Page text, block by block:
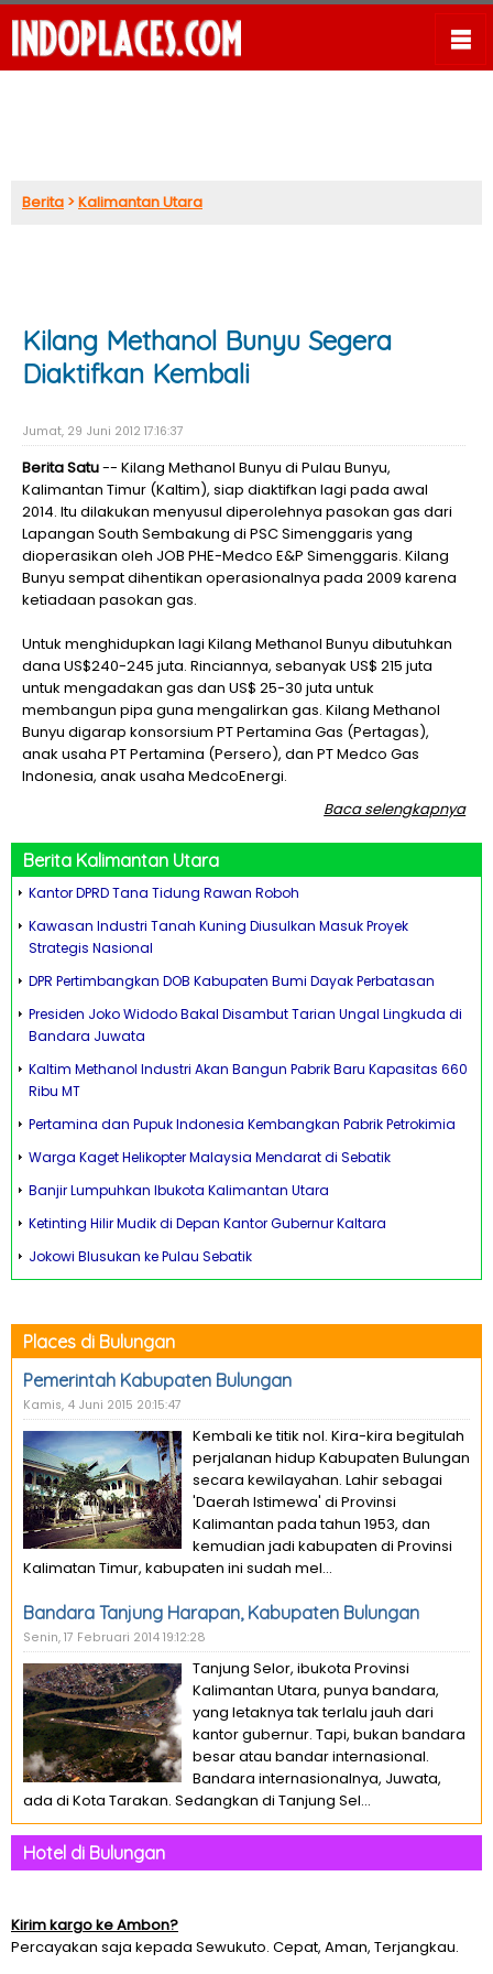
Berita >Kalimantan Utara
Kilang Methanol Bunyu Segera
Diaktifkan Kembali
Jumat, 29 Juni 2012 17:16:37
Berita Satu-- Kilang Methanol Bunyu di Pulau Bunyu,
Kalimantan Timur (Kaltim), siap diaktifkan lagi pada awal
2014. Itu dilakukan menyusul diperolehnya pasokan gas dari
Lapangan South Sembakung di PSC Simenggaris yang
dioperasikan oleh JOB PHE-Medco E&P Simenggaris. Kilang
Bunyu sempat dihentikan operasionalnya pada 2009 karena
ketiadaan pasokan gas.
Untuk menghidupkan lagi Kilang Methanol Bunyu dibutuhkan
dana US$240-245 juta. Rinciannya, sebanyak US$ 215 juta
untuk mengadakan gas dan US$ 25-30 juta untuk
membangun pipa guna mengalirkan gas. Kilang Methanol
Bunyu digarap konsorsium PT Pertamina Gas (Pertagas),
anak usaha PT Pertamina (Persero), dan PT Medco Gas
Indonesia, anak usaha MedcoEnergi.
Baca selengkapnya
Berita Kalimantan Utara
Kantor DPRD Tana Tidung Rawan Roboh
Kawasan Industri Tanah Kuning Diusulkan Masuk Proyek
Strategis Nasional
DPR Pertimbangkan DOB Kabupaten Bumi Dayak Perbatasan
Presiden Joko Widodo Bakal Disambut Tarian Ungal Lingkuda di
Bandara Juwata
Kaltim Methanol Industri Akan Bangun Pabrik Baru Kapasitas 660
Ribu MT
Pertamina dan Pupuk Indonesia Kembangkan Pabrik Petrokimia
Warga Kaget Helikopter Malaysia Mendarat di Sebatik
Banjir Lumpuhkan Ibukota Kalimantan Utara
Ketinting Hilir Mudik di Depan Kantor Gubernur Kaltara
Jokowi Blusukan ke Pulau Sebatik
Places di Bulungan
Pemerintah Kabupaten Bulungan
Kamis, 4 Juni 2015 20:15:47
Kembali ke titik nol. Kira-kira begitulah
perjalanan hidup Kabupaten Bulungan
secara kewilayahan. Lahir sebagai
'Daerah Istimewa' di Provinsi
Kalimantan pada tahun 1953, dan
kemudian jadi kabupaten di Provinsi
Kalimatan Timur, kabupaten ini sudah mel...
Bandara Tanjung Harapan, Kabupaten Bulungan
Senin, 17 Februari 2014 19:12:28
Tanjung Selor, ibukota Provinsi
Kalimantan Utara, punya bandara,
yang letaknya tak terlalu jauh dari
kantor gubernur. Tapi, bukan bandara
besar atau bandar internasional.
Bandara internasionalnya, Juwata,
ada di Kota Tarakan. Sedangkan di Tanjung Sel...
Hotel di Bulungan
Kirim kargo ke Ambon?
Percayakan saja kepada Sewukuto. Cepat, Aman, Terjangkau.